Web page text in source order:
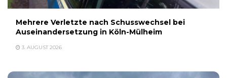
Mehrere Verletzte nach Schusswechsel bei
Auseinandersetzung in Köln-Mülheim
3. AUGUST 2026